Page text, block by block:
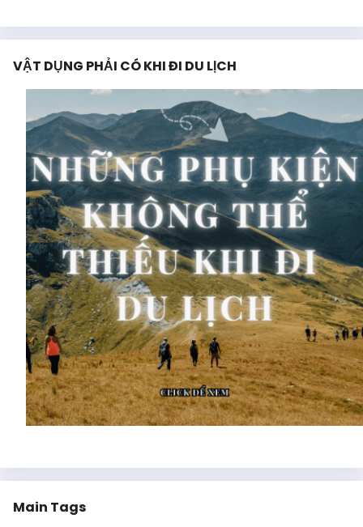
VẬT DỤNG PHẢI CÓ KHI ĐI DU LỊCH
Main Tags